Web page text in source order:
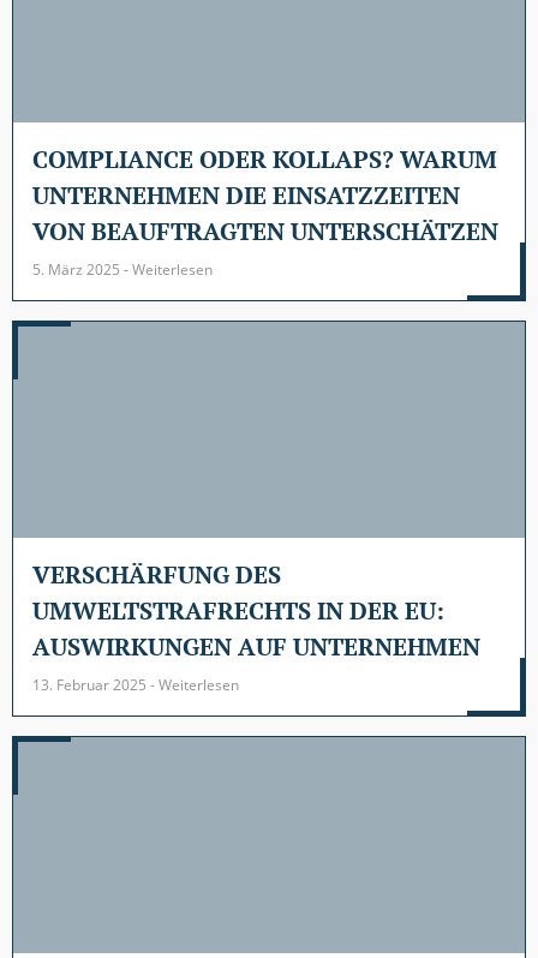
COMPLIANCE ODER KOLLAPS? WARUM
UNTERNEHMEN DIE EINSATZZEITEN
VON BEAUFTRAGTEN UNTERSCHÄTZEN
5. März 2025 - Weiterlesen
VERSCHÄRFUNG DES
UMWELTSTRAFRECHTS IN DER EU:
AUSWIRKUNGEN AUF UNTERNEHMEN
13. Februar 2025 - Weiterlesen